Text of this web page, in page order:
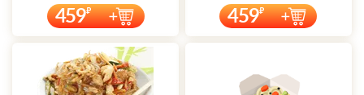
459 459